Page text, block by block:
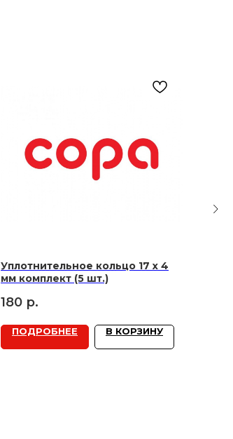
Уплотнительное кольцо 17 х 4
мм комплект (5 шт.)
180 р.
ПОДРОБНЕЕ В КОРЗИНУ